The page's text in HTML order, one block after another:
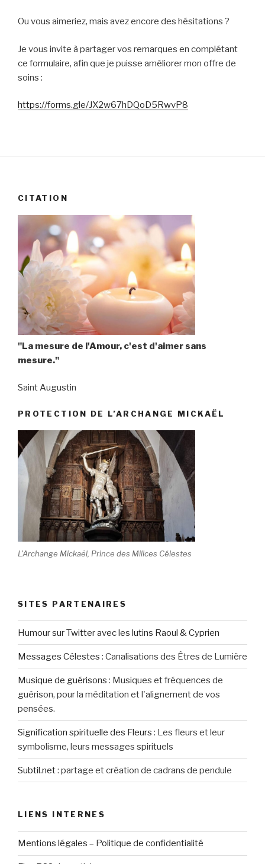
Ou vous aimeriez, mais avez encore des hésitations ?
Je vous invite à partager vos remarques en complétant
ce formulaire, afin que je puisse améliorer mon offre de
soins :
https://forms.gle/JX2w67hDQoD5RwvP8
CITATION
"La mesure de l'Amour, c'est d'aimer sans
mesure."
Saint Augustin
PROTECTION DE L’ARCHANGE MICKAËL
L'Archange Mickaël, Prince des Milices Célestes
SITES PARTENAIRES
Humour sur Twitter avec les lutins Raoul & Cyprien
Messages Célestes : Canalisations des Êtres de Lumière
Musique de guérisons : Musiques et fréquences de
guérison, pour la méditation et l'alignement de vos
pensées.
Signification spirituelle des Fleurs : Les fleurs et leur
symbolisme, leurs messages spirituels
Subtil.net: partage et création de cadrans de pendule
LIENS INTERNES
Mentions légales – Politique de confidentialité